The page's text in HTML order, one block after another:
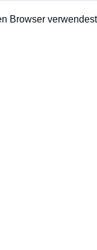
Browser